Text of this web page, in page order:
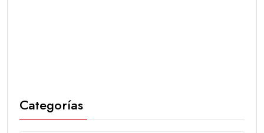
Categorías